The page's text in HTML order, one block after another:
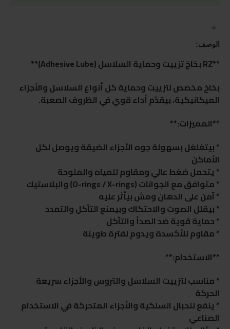
الوصف:
**RZ بخاخ تزييت وحماية السلاسل (Adhesive Lube)**
بخاخ مخصص لتزييت وحماية كل أنواع السلاسل والأجزاء
الميكانيكية، بيقدّم أداء قوي في الظروف الصعبة.
**المميزات:**
* بيتغلغل بسهولة جوه الأجزاء الضيقة ويوصل لكل
الأماكن
* يتحمل ضغط عالي ومقاوم للمياه والملوحة
* متوافق مع الجوانات (O-rings / X-rings) والبلاستيك
* آمن على الدهان ومش بيأثر عليه
* بيقلل الصوت والاحتكاك وبيمنع التآكل والتمدد
* حماية قوية ضد الصدأ والتآكل
* مقاوم للأكسدة ويدوم لفترة طويلة
**الاستخدام:**
* مناسب لتزييت السلاسل والتروس والأجزاء سريعة
الحركة
* ينفع للحبال السلكية والأجزاء المتحركة في الاستخدام
الصناعي